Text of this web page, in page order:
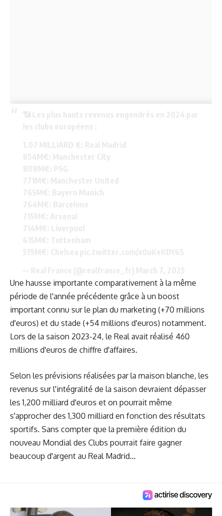
Une hausse importante comparativement à la même
période de l'année précédente grâce à un boost
important connu sur le plan du marketing (+70 millions
d'euros) et du stade (+54 millions d'euros) notamment.
Lors de la saison 2023-24, le Real avait réalisé 460
millions d'euros de chiffre d'affaires.
Selon les prévisions réalisées par la maison blanche, les
revenus sur l'intégralité de la saison devraient dépasser
les 1,200 milliard d'euros et on pourrait même
s'approcher des 1,300 milliard en fonction des résultats
sportifs. Sans compter que la première édition du
nouveau Mondial des Clubs pourrait faire gagner
beaucoup d'argent au Real Madrid...